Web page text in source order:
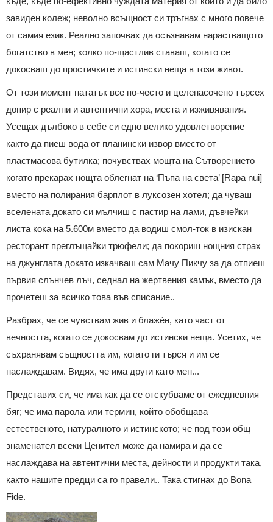
завиден колеж; неволно всъщност си тръгнах с много повече
от самия език. Реално започвах да осъзнавам нарастващото
богатство в мен; колко по-щастлив ставаш, когато се
докосваш до простичките и истински неща в този живот.
От този момент нататък все по-често и целенасочено търсех
допир с реални и автентични хора, места и изживявания.
Усещах дълбоко в себе си едно велико удовлетворение
както да пиеш вода от планински извор вместо от
пластмасова бутилка; почувствах мощта на Сътворението
когато прекарах нощта облегнат на ‘Пъпа на света’ [Rapa nui]
вместо на полирания барплот в луксозен хотел; да чуваш
вселената докато си мълчиш с пастир на лами, дъвчейки
листа кока на 5.600м вместо да водиш смол-ток в изискан
ресторант преглъщайки трюфели; да покориш нощния страх
на джунглата докато изкачваш сам Мачу Пикчу за да отпиеш
първия слънчев лъч, седнал на жертвения камък, вместо да
прочетеш за всичко това във списание..
Разбрах, че се чувствам жив и блажѐн, като част от
вечността, когато се докосвам до истински неща. Усетих, че
съхранявам същността им, когато ги търся и им се
наслаждавам. Видях, че има други като мен...
Представих си, че има как да се отскубваме от ежедневния
бяг; че има парола или термин, който обобщава
естественото, натуралното и истинското; че под този общ
знаменател всеки Ценител може да намира и да се
наслаждава на автентични места, дейности и продукти така,
както нашите предци са го правели.. Така стигнах до Bona
Fide.